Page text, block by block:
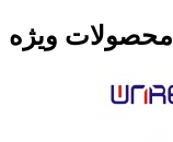
محصولات ویژه